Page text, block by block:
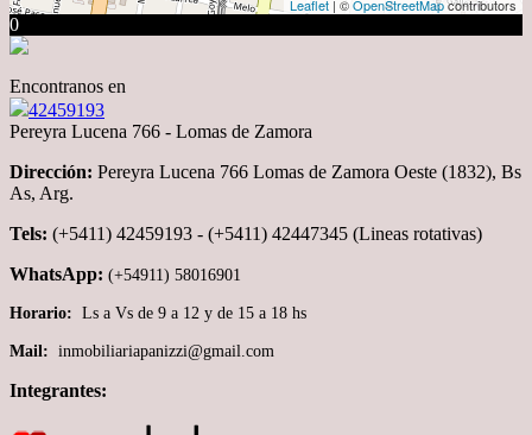
Leaflet | ©OpenStreetMapcontributors
0
Encontranos en
42459193
Pereyra Lucena 766 - Lomas de Zamora
Dirección: Pereyra Lucena 766 Lomas de Zamora Oeste (1832), Bs
As, Arg.
Tels: (+5411) 42459193 - (+5411) 42447345 (Lineas rotativas)
WhatsApp: (+54911) 58016901
Horario: Ls a Vs de 9 a 12 y de 15 a 18 hs
Mail: inmobiliariapanizzi@gmail.com
Integrantes: